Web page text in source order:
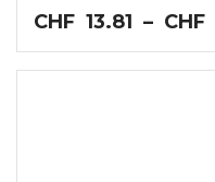
CHF 13.81 – CHF